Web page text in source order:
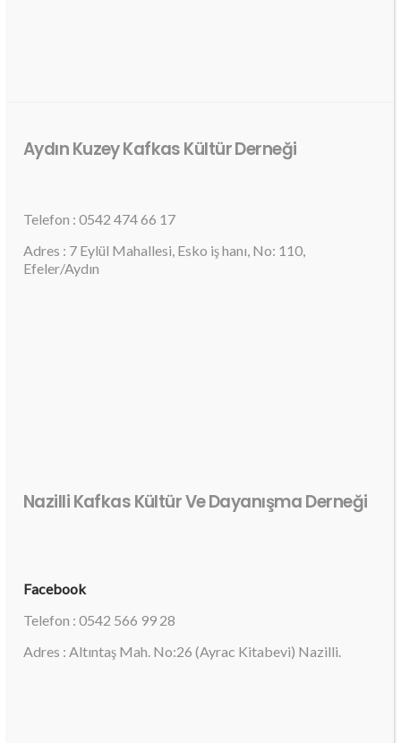
Aydın Kuzey Kafkas Kültür Derneği
Telefon : 0542 474 66 17
Adres : 7 Eylül Mahallesi, Esko iş hanı, No: 110,
Efeler/Aydın
Nazilli Kafkas Kültür Ve Dayanışma Derneği
Facebook
Telefon : 0542 566 99 28
Adres : Altıntaş Mah. No:26 (Ayrac Kitabevi) Nazilli.